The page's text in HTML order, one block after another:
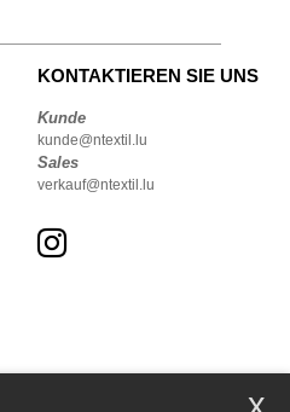
KONTAKTIEREN SIE UNS
Kunde
kunde@ntextil.lu
Sales
verkauf@ntextil.lu